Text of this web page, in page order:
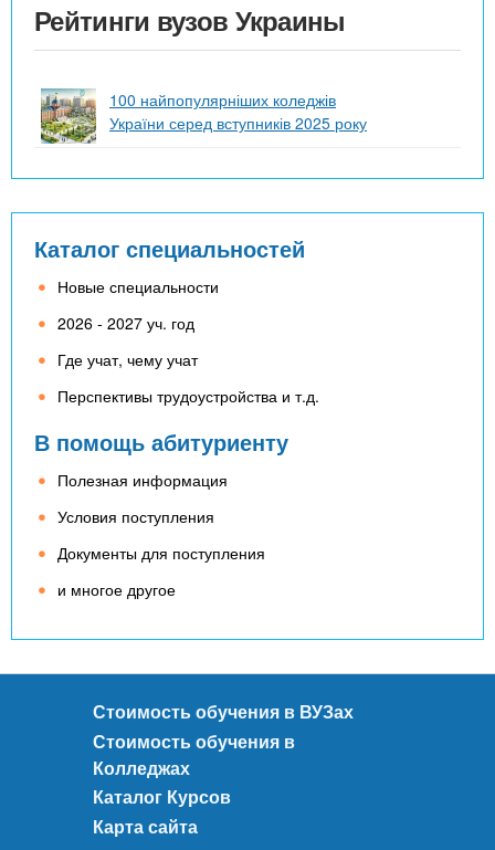
Рейтинги вузов Украины
100 найпопулярніших коледжів
України серед вступників 2025 року
Каталог специальностей
Новые специальности
2026 - 2027 уч. год
Где учат, чему учат
Перспективы трудоустройства и т.д.
В помощь абитуриенту
Полезная информация
Условия поступления
Документы для поступления
и многое другое
Стоимость обучения в ВУЗах
Стоимость обучения в
Колледжах
Каталог Курсов
Карта сайта